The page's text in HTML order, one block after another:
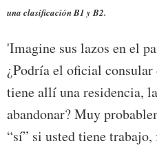
una clasificación B1 y B2.
'Imagine sus lazos en el
¿Podría el oficial consular
tiene allí una residencia,
abandonar? Muy
“sí” si usted tiene